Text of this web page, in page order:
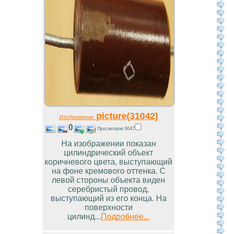
Изображениеpicture(31042)
0 Просмотров 6047
На изображении показан
цилиндрический объект
коричневого цвета, выступающий
на фоне кремового оттенка. С
левой стороны объекта виден
серебристый провод,
выступающий из его конца. На
поверхности
цилинд...Подробнее...